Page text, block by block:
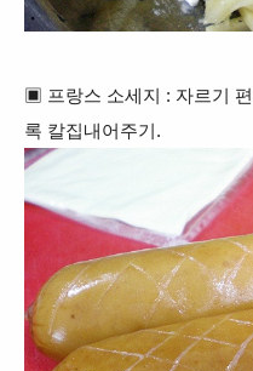
▣ 프랑스 소세지 : 자르기
록 칼집내어주기.